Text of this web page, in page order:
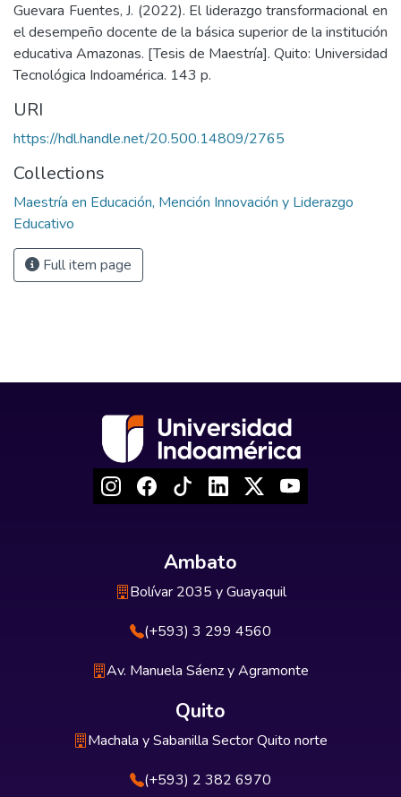
Guevara Fuentes, J. (2022). El liderazgo transformacional en
el desempeño docente de la básica superior de la institución
educativa Amazonas. [Tesis de Maestría]. Quito: Universidad
Tecnológica Indoamérica. 143 p.
URI
https://hdl.handle.net/20.500.14809/2765
Collections
Maestría en Educación, Mención Innovación y Liderazgo
Educativo
Full item page
Ambato
Bolívar 2035 y Guayaquil
(+593) 3 299 4560
Av. Manuela Sáenz y Agramonte
Quito
Machala y Sabanilla Sector Quito norte
(+593) 2 382 6970